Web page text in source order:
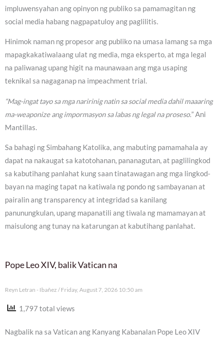
impluwensyahan ang opinyon ng publiko sa pamamagitan ng
social media habang nagpapatuloy ang paglilitis.
Hinimok naman ng propesor ang publiko na umasa lamang sa mga
mapagkakatiwalaang ulat ng media, mga eksperto, at mga legal
na paliwanag upang higit na maunawaan ang mga usaping
teknikal sa nagaganap na impeachment trial.
“Mag-ingat tayo sa mga naririnig natin sa social media dahil maaaring
ma-weaponize ang impormasyon sa labas ng legal na proseso.” Ani
Mantillas.
Sa bahagi ng Simbahang Katolika, ang mabuting pamamahala ay
dapat na nakaugat sa katotohanan, pananagutan, at paglilingkod
sa kabutihang panlahat kung saan tinatawagan ang mga lingkod-
bayan na maging tapat na katiwala ng pondo ng sambayanan at
pairalin ang transparency at integridad sa kanilang
panunungkulan, upang mapanatili ang tiwala ng mamamayan at
maisulong ang tunay na katarungan at kabutihang panlahat.
Pope Leo XIV, balik Vatican na
Reyn Letran - Ibañez Friday, August 7, 2026 10:50 am
1,797 total views
Nagbalik na sa Vatican ang Kanyang Kabanalan Pope Leo XIV